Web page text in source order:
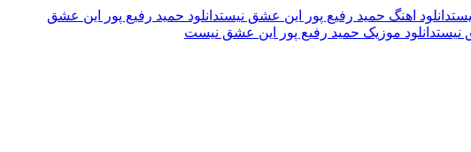
دانلود اهنگ حمید رفیع پور این عشق نیستدانلود حمید رفیع پور این عشق
نیستدانلود موزیک حمید رفیع پور این عشق نیست